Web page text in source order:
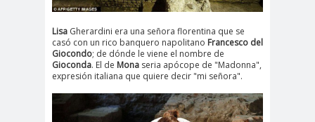
Lisa Gherardini era una señora florentina que se
casó con un rico banquero napolitano Francesco del
Giocondo; de dónde le viene el nombre de
Gioconda. El de Mona seria apócope de "Madonna",
expresión italiana que quiere decir "mi señora".